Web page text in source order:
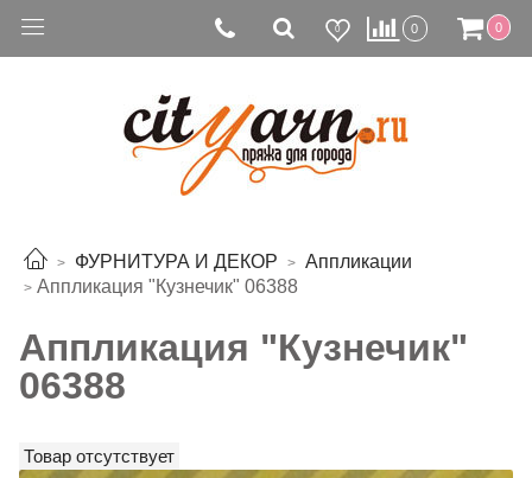
0 0 0
ФУРНИТУРА И ДЕКОР
Аппликации
Аппликация "Кузнечик" 06388
Аппликация "Кузнечик"
06388
Товар отсутствует